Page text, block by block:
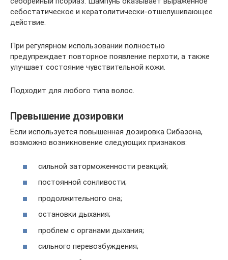
себостатическое и кератолитически-отшелушивающее
действие.
При регулярном использовании полностью
предупреждает повторное появление перхоти, а также
улучшает состояние чувствительной кожи.
Подходит для любого типа волос.
Превышение дозировки
Если используется повышенная дозировка Сибазона,
возможно возникновение следующих признаков:
сильной заторможенности реакций;
постоянной сонливости;
продолжительного сна;
остановки дыхания;
проблем с органами дыхания;
сильного перевозбуждения;